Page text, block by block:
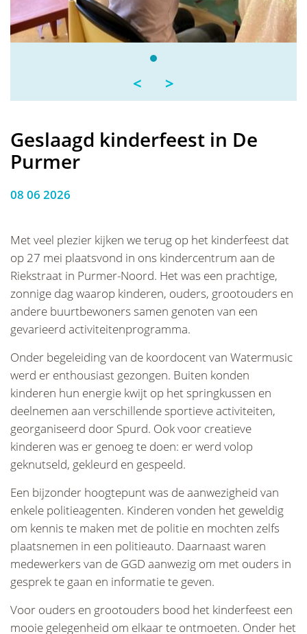
< >
Geslaagd kinderfeest in De
Purmer
08 06 2026
Met veel plezier kijken we terug op het kinderfeest dat
op 27 mei plaatsvond in ons kindercentrum aan de
Riekstraat in Purmer-Noord. Het was een prachtige,
zonnige dag waarop kinderen, ouders, grootouders en
andere buurtbewoners samen genoten van een
gevarieerd activiteitenprogramma.
Onder begeleiding van de koordocent van Watermusic
werd er enthousiast gezongen. Buiten konden
kinderen hun energie kwijt op het springkussen en
deelnemen aan verschillende sportieve activiteiten,
georganiseerd door Spurd. Ook voor creatieve
kinderen was er genoeg te doen: er werd volop
geknutseld, gekleurd en gespeeld.
Een bijzonder hoogtepunt was de aanwezigheid van
enkele politieagenten. Kinderen vonden het geweldig
om kennis te maken met de politie en mochten zelfs
plaatsnemen in een politieauto. Daarnaast waren
medewerkers van de GGD aanwezig om met ouders in
gesprek te gaan en informatie te geven.
Voor ouders en grootouders bood het kinderfeest een
mooie gelegenheid om elkaar te ontmoeten. Onder het